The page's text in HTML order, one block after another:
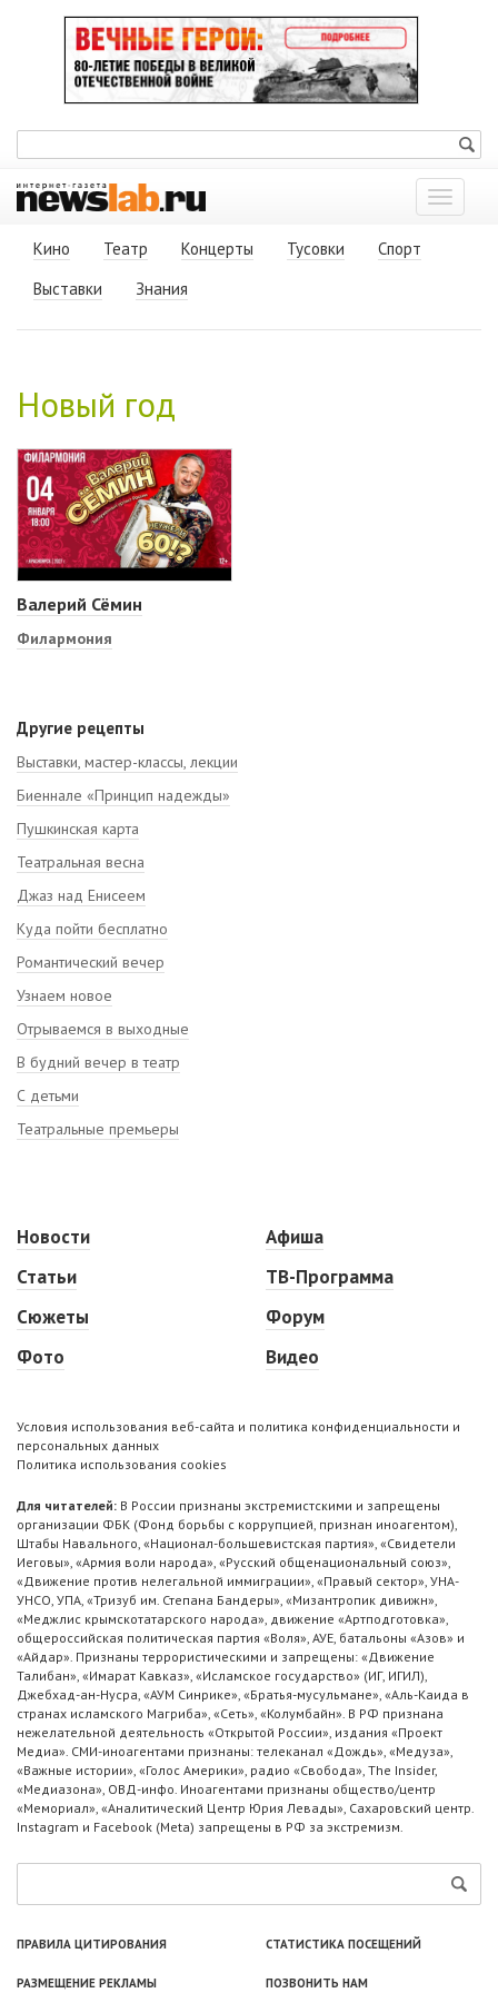
Показать
меню
Кино
Театр Концерты Тусовки
Спорт
Выставки
Знания
Новый год
Валерий Сёмин
Филармония
Другие рецепты
Выставки, мастер-классы, лекции
Биеннале «Принцип надежды»
Пушкинская карта
Театральная весна
Джаз над Енисеем
Куда пойти бесплатно
Романтический вечер
Узнаем новое
Отрываемся в выходные
В будний вечер в театр
С детьми
Театральные премьеры
Новости
Статьи
Сюжеты
Фото
Афиша
ТВ-Программа
Форум
Видео
Условия использования веб-сайта и политика конфиденциальности и
персональных данных
Политика использования cookies
Для читателей: В России признаны экстремистскими и запрещены
организации ФБК (Фонд борьбы с коррупцией, признан иноагентом),
Штабы Навального, «Национал-большевистская партия», «Свидетели
Иеговы», «Армия воли народа», «Русский общенациональный союз»,
«Движение против нелегальной иммиграции», «Правый сектор», УНА-
УНСО, УПА, «Тризуб им. Степана Бандеры», «Мизантропик дивижн»,
«Меджлис крымскотатарского народа», движение «Артподготовка»,
общероссийская политическая партия «Воля», АУЕ, батальоны «Азов» и
«Айдар». Признаны террористическими и запрещены: «Движение
Талибан», «Имарат Кавказ», «Исламское государство» (ИГ, ИГИЛ),
Джебхад-ан-Нусра, «АУМ Синрике», «Братья-мусульмане», «Аль-Каида в
странах исламского Магриба», «Сеть», «Колумбайн». В РФ признана
нежелательной деятельность «Открытой России», издания «Проект
Медиа». СМИ-иноагентами признаны: телеканал «Дождь», «Медуза»,
«Важные истории», «Голос Америки», радио «Свобода», The Insider,
«Медиазона», ОВД-инфо. Иноагентами признаны общество/центр
«Мемориал», «Аналитический Центр Юрия Левады», Сахаровский центр.
Instagram и Facebook (Metа) запрещены в РФ за экстремизм.
ПРАВИЛА ЦИТИРОВАНИЯ СТАТИСТИКА ПОСЕЩЕНИЙ
РАЗМЕЩЕНИЕ РЕКЛАМЫ ПОЗВОНИТЬ НАМ